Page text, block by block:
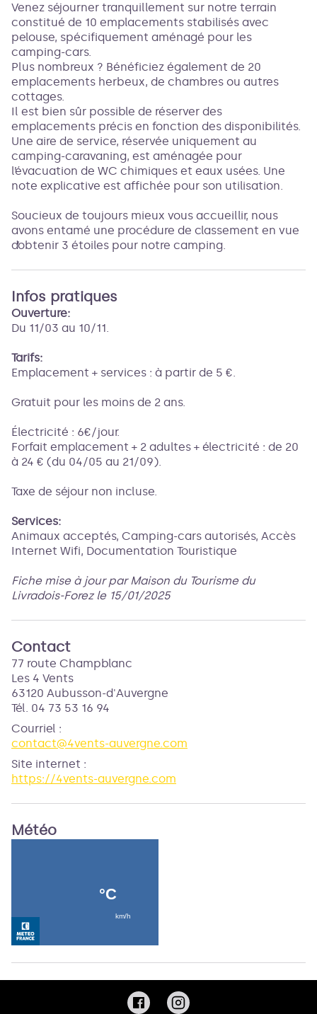
Venez séjourner tranquillement sur notre terrain
constitué de 10 emplacements stabilisés avec
pelouse, spécifiquement aménagé pour les
camping-cars.
Plus nombreux ? Bénéficiez également de 20
emplacements herbeux, de chambres ou autres
cottages.
Il est bien sûr possible de réserver des
emplacements précis en fonction des disponibilités.
Une aire de service, réservée uniquement au
camping-caravaning, est aménagée pour
l’évacuation de WC chimiques et eaux usées. Une
note explicative est affichée pour son utilisation.
Soucieux de toujours mieux vous accueillir, nous
avons entamé une procédure de classement en vue
d’obtenir 3 étoiles pour notre camping.
Infos pratiques
Ouverture:
Du 11/03 au 10/11.
Tarifs:
Emplacement + services : à partir de 5 €.
Gratuit pour les moins de 2 ans.
Électricité : 6€/jour.
Forfait emplacement + 2 adultes + électricité : de 20
à 24 € (du 04/05 au 21/09).
Taxe de séjour non incluse.
Services:
Animaux acceptés, Camping-cars autorisés, Accès
Internet Wifi, Documentation Touristique
Fiche mise à jour par Maison du Tourisme du
Livradois-Forez le 15/01/2025
Contact
77 route Champblanc
Les 4 Vents
63120 Aubusson-d'Auvergne
Tél. 04 73 53 16 94
Courriel :
contact@4vents-auvergne.com
Site internet :
https://4vents-auvergne.com
Météo